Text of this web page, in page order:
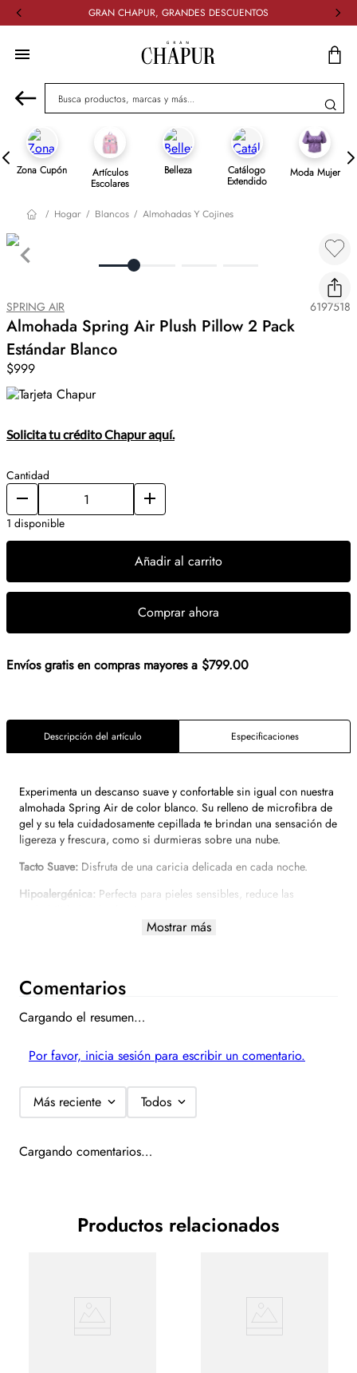
GRAN CHAPUR, GRANDES DESCUENTOS
Busca productos, marcas y más...
Zona Cupón Artículos
Escolares
Belleza Catálogo
Extendido
Moda Mujer
Hogar Blancos Almohadas Y Cojines
SPRING AIR 6197518
Almohada Spring Air Plush Pillow 2 Pack
Estándar Blanco
$999
Solicita tu crédito Chapur aquí.
Cantidad
1 disponible
Añadir al carrito
Comprar ahora
Envíos gratis en compras mayores a $799.00
Descripción del artículo Especificaciones
Experimenta un descanso suave y confortable sin igual con nuestra
almohada Spring Air de color blanco. Su relleno de microfibra de
gel y su tela cuidadosamente cepillada te brindan una sensación de
ligereza y frescura, como si durmieras sobre una nube.
Tacto Suave: Disfruta de una caricia delicada en cada noche.
Hipoalergénica: Perfecta para pieles sensibles, reduce las
Protege tu salud y la de tu familia de estos pequeños
No Guarda Olores:
un nuevo descanso.
Lavable en Máquina:Facilita el mantenimiento y la higiene, para
2 Piezas
Mostrar más
Comentarios
Cargando el resumen…
Por favor, inicia sesión para escribir un comentario.
Más reciente Todos
Cargando comentarios…
Productos relacionados